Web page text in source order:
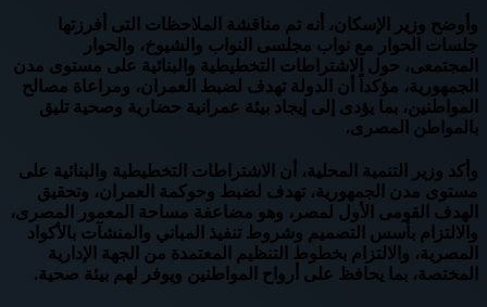
وأوضح وزير الإسكان، أنه تم مناقشة الملاحظات التى أفرزتها
جلسات الحوار مع نواب مجلسى النواب والشيوخ، والحوار
المجتمعى، حول الاشتراطات التخطيطية والبنائية على مستوى مدن
الجمهورية، مؤكداً أن الدولة تهدف لضبط العمران، ومراعاة مصالح
المواطنين، بما يؤدى إلى إيجاد بيئة عمرانية حضارية وصحية تليق
بالمواطن المصرى.
وأكد وزير التنمية المحلية، أن الاشتراطات التخطيطية والبنائية على
مستوى مدن الجمهورية، تهدف لضبط وحوكمة العمران، وتحقيق
الهدف القومى الأول لمصر، وهو مضاعفة مساحة المعمور المصرى،
والالتزام بأسس التصميم وشروط تنفيذ المباني والمنشآت بالأكواد
المصرية، والالتزام بخطوط التنظيم المعتمدة من الجهة الإدارية
المختصة، بما يحافظ على أرواح المواطنين ويوفر لهم بيئة صحية.